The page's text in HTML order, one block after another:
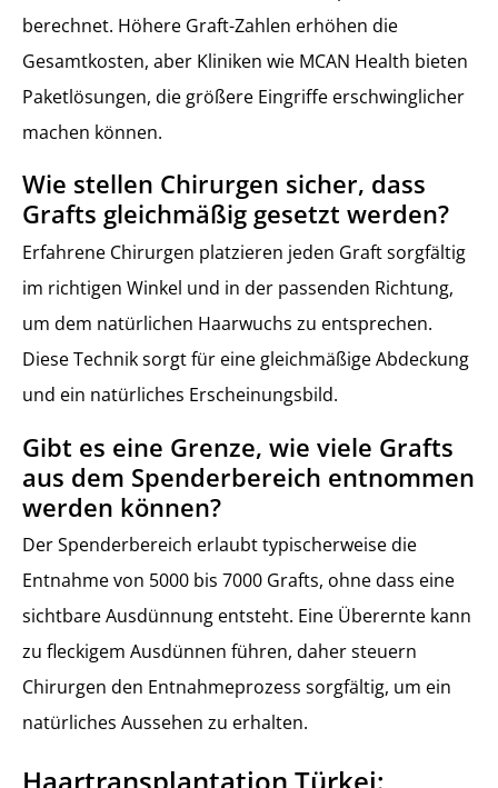
berechnet. Höhere Graft-Zahlen erhöhen die
Gesamtkosten, aber Kliniken wie MCAN Health bieten
Paketlösungen, die größere Eingriffe erschwinglicher
machen können.
Wie stellen Chirurgen sicher, dass
Grafts gleichmäßig gesetzt werden?
Erfahrene Chirurgen platzieren jeden Graft sorgfältig
im richtigen Winkel und in der passenden Richtung,
um dem natürlichen Haarwuchs zu entsprechen.
Diese Technik sorgt für eine gleichmäßige Abdeckung
und ein natürliches Erscheinungsbild.
Gibt es eine Grenze, wie viele Grafts
aus dem Spenderbereich entnommen
werden können?
Der Spenderbereich erlaubt typischerweise die
Entnahme von 5000 bis 7000 Grafts, ohne dass eine
sichtbare Ausdünnung entsteht. Eine Überernte kann
zu fleckigem Ausdünnen führen, daher steuern
Chirurgen den Entnahmeprozess sorgfältig, um ein
natürliches Aussehen zu erhalten.